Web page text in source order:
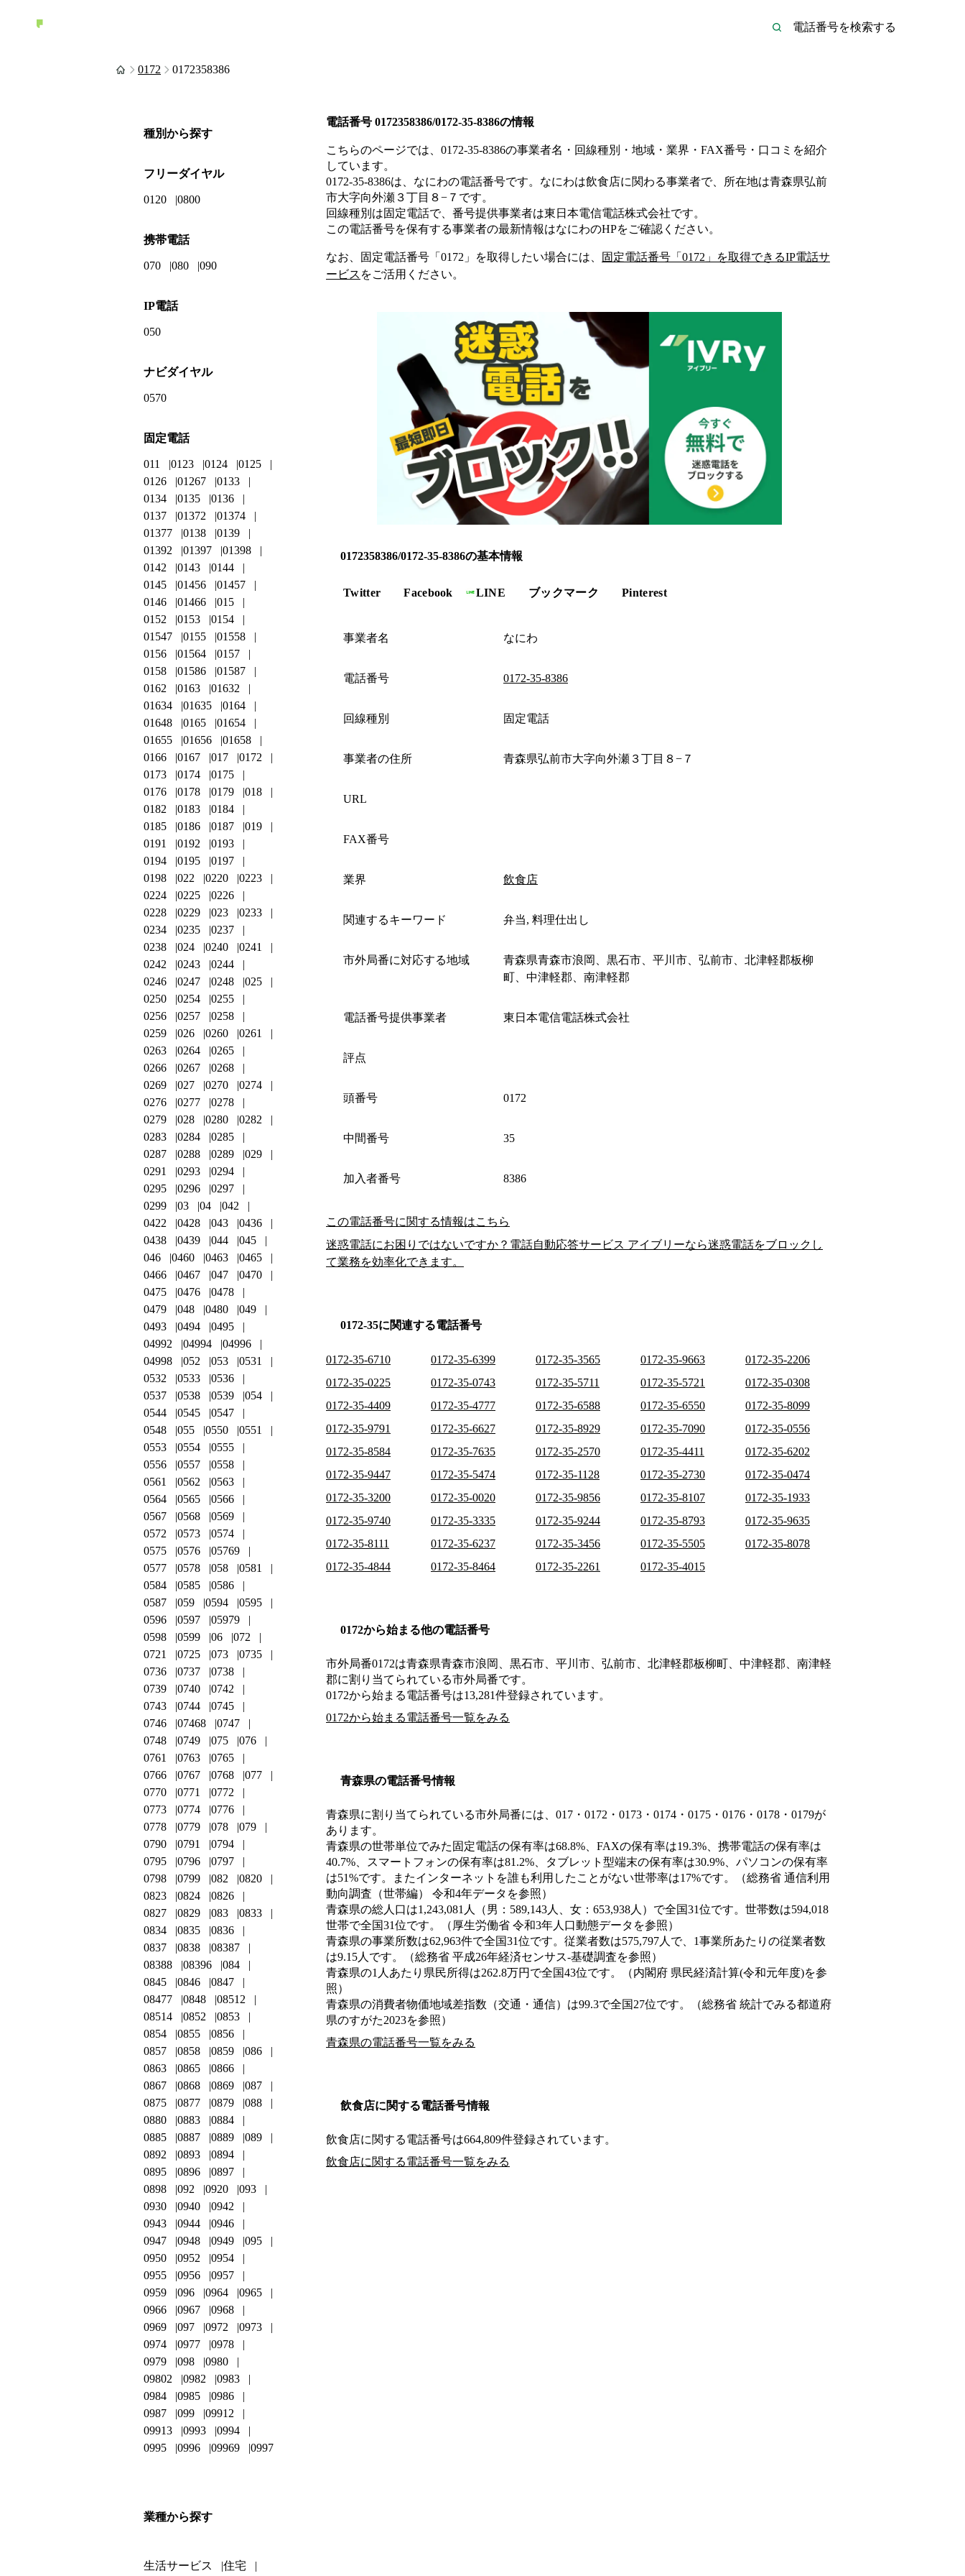
0172 0172358386
電話番号 0172358386/0172-35-8386の情報
こちらのページでは、 0172-35-8386の事業者名・回線種別・地域・業界・FAX番号・口コミを紹介
しています。
0172-35-8386は、 なにわの電話番号です。 なにわは飲食店に関わる事業者で、所在地は青森県弘前
市大字向外瀬３丁目８−７ です。
回線種別は固定電話で、番号提供事業者は東日本電信電話株式会社です。
この電話番号を保有する事業者の最新情報はなにわのHPをご確認ください。
なお、固定電話番号「 0172 」を取得したい場合には、 固定電話番号「 0172 」を取得できるIP電話サ
ービス をご活用ください。
0172358386/0172-35-8386の基本情報
Twitter Facebook LINE ブックマーク Pinterest
事業者名 なにわ
電話番号 0172-35-8386
回線種別 固定電話
事業者の住所 青森県弘前市大字向外瀬３丁目８−７
URL
FAX番号
業界 飲食店
関連するキーワード 弁当, 料理仕出し
市外局番に対応する地域
青森県青森市浪岡、黒石市、平川市、弘前市、北津軽郡板柳
町、中津軽郡、南津軽郡
電話番号提供事業者 東日本電信電話株式会社
評点
頭番号 0172
中間番号 35
加入者番号 8386
この電話番号に関する情報はこちら
迷惑電話にお困りではないですか？電話自動応答サービス アイブリーなら迷惑電話をブロックし
て業務を効率化できます。
0172-35に関連する電話番号
0172-35-6710 0172-35-6399 0172-35-3565 0172-35-9663
0172-35-2206
0172-35-0225
0172-35-0743 0172-35-5711 0172-35-5721
0172-35-0308
0172-35-4409
0172-35-4777 0172-35-6588 0172-35-6550
0172-35-8099
0172-35-9791
0172-35-6627 0172-35-8929 0172-35-7090
0172-35-0556
0172-35-8584
0172-35-7635 0172-35-2570 0172-35-4411
0172-35-6202
0172-35-9447
0172-35-5474 0172-35-1128 0172-35-2730
0172-35-0474
0172-35-3200
0172-35-0020 0172-35-9856 0172-35-8107
0172-35-1933
0172-35-9740
0172-35-3335 0172-35-9244 0172-35-8793
0172-35-9635
0172-35-8111
0172-35-6237 0172-35-3456 0172-35-5505
0172-35-8078
0172-35-4844
0172-35-8464 0172-35-2261 0172-35-4015
0172から始まる他の電話番号
市外局番0172は青森県青森市浪岡、黒石市、平川市、弘前市、北津軽郡板柳町、中津軽郡、南津軽
郡に割り当てられている市外局番です。
0172から始まる電話番号は13,281件登録されています。
0172から始まる電話番号一覧をみる
青森県の電話番号情報
青森県に割り当てられている市外局番には、017・0172・0173・0174・0175・0176・0178・0179が
あります。
青森県の世帯単位でみた固定電話の保有率は68.8%、FAXの保有率は19.3%、携帯電話の保有率は
40.7%、スマートフォンの保有率は81.2%、タブレット型端末の保有率は30.9%、パソコンの保有率
は51%です。またインターネットを誰も利用したことがない世帯率は17%です。（総務省 通信利用
動向調査（世帯編） 令和4年データを参照）
青森県の総人口は1,243,081人（男：589,143人、女：653,938人）で全国31位です。世帯数は594,018
世帯で全国31位です。（厚生労働省 令和3年人口動態データを参照）
青森県の事業所数は62,963件で全国31位です。従業者数は575,797人で、1事業所あたりの従業者数
は9.15人です。（総務省 平成26年経済センサス‐基礎調査を参照）
青森県の1人あたり県民所得は262.8万円で全国43位です。（内閣府 県民経済計算(令和元年度)を参
照）
青森県の消費者物価地域差指数（交通・通信）は99.3で全国27位です。（総務省 統計でみる都道府
県のすがた2023を参照）
青森県の電話番号一覧をみる
飲食店に関する電話番号情報
飲食店に関する電話番号は664,809件登録されています。
飲食店に関する電話番号一覧をみる
種別から探す
フリーダイヤル
0120 0800
携帯電話
070 080 090
IP電話
050
ナビダイヤル
0570
固定電話
011 0123 0124
0125
0126
01267
0133
0134
0135
0136
0137
01372
01374
01377
0138
0139
01392
01397
01398
0142
0143
0144
0145
01456
01457
0146
01466
015
0152
0153
0154
01547
0155
01558
0156
01564
0157
0158
01586
01587
0162
0163
01632
01634
01635
0164
01648
0165
01654
01655
01656
01658
0166
0167 017
0172
0173
0174
0175
0176
0178 0179
018
0182
0183
0184
0185
0186 0187
019
0191
0192
0193
0194
0195
0197
0198
022 0220
0223
0224
0225
0226
0228
0229 023
0233
0234
0235
0237
0238
024 0240
0241
0242
0243
0244
0246
0247 0248
025
0250
0254
0255
0256
0257
0258
0259
026 0260
0261
0263
0264
0265
0266
0267
0268
0269
027 0270
0274
0276
0277
0278
0279
028 0280
0282
0283
0284
0285
0287
0288 0289
029
0291
0293
0294
0295
0296
0297
0299
03 04
042
0422
0428 043
0436
0438
0439 044
045
046
0460 0463
0465
0466
0467 047
0470
0475
0476
0478
0479
048 0480
049
0493
0494
0495
04992
04994
04996
04998
052 053
0531
0532
0533
0536
0537
0538 0539
054
0544
0545
0547
0548
055 0550
0551
0553
0554
0555
0556
0557
0558
0561
0562
0563
0564
0565
0566
0567
0568
0569
0572
0573
0574
0575
0576
05769
0577
0578 058
0581
0584
0585
0586
0587
059 0594
0595
0596
0597
05979
0598
0599 06
072
0721
0725 073
0735
0736
0737
0738
0739
0740
0742
0743
0744
0745
0746
07468
0747
0748
0749 075
076
0761
0763
0765
0766
0767 0768
077
0770
0771
0772
0773
0774
0776
0778
0779 078
079
0790
0791
0794
0795
0796
0797
0798
0799 082
0820
0823
0824
0826
0827
0829 083
0833
0834
0835
0836
0837
0838
08387
08388
08396
084
0845
0846
0847
08477
0848
08512
08514
0852
0853
0854
0855
0856
0857
0858 0859
086
0863
0865
0866
0867
0868 0869
087
0875
0877 0879
088
0880
0883
0884
0885
0887 0889
089
0892
0893
0894
0895
0896
0897
0898
092 0920
093
0930
0940
0942
0943
0944
0946
0947
0948 0949
095
0950
0952
0954
0955
0956
0957
0959
096 0964
0965
0966
0967
0968
0969
097 0972
0973
0974
0977
0978
0979
098
0980
09802
0982
0983
0984
0985
0986
0987
099
09912
09913
0993
0994
0995
0996 09969 0997
業種から探す
生活サービス 住宅